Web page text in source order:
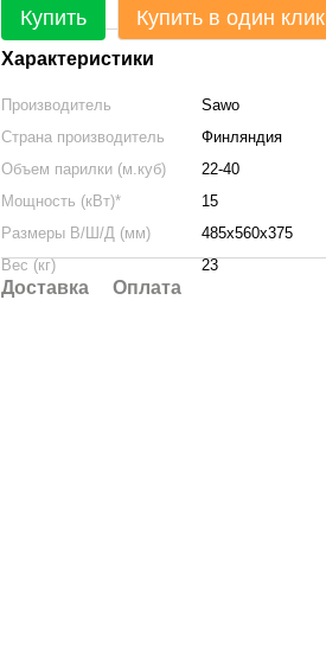
Купить Купить в один клик
Характеристики
Производитель
Sawo
Страна производитель
Финляндия
Объем парилки (м.куб)
22-40
Мощность (кВт)*
15
Размеры В/Ш/Д (мм)
485x560x375
Вес (кг)
23
Доставка Оплата